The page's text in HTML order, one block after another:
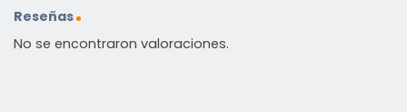
Reseñas
No se encontraron valoraciones.